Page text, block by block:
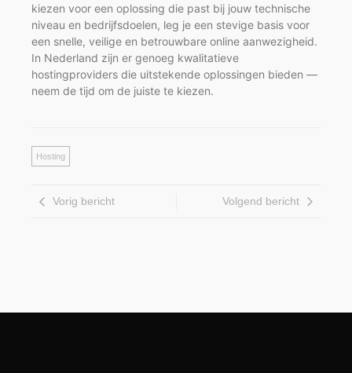
kiezen voor een oplossing die past bij jouw technische
niveau en bedrijfsdoelen, leg je een stevige basis voor
een snelle, veilige en betrouwbare online aanwezigheid.
In Nederland zijn er genoeg kwalitatieve
hostingproviders die uitstekende oplossingen bieden —
neem de tijd om de juiste te kiezen.
Hosting
Vorig bericht Volgend bericht